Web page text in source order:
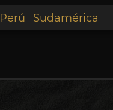
Perú Sudamérica